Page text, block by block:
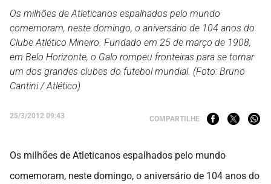
Os milhões de Atleticanos espalhados pelo mundo
comemoram, neste domingo, o aniversário de 104 anos do
Clube Atlético Mineiro. Fundado em 25 de março de 1908,
em Belo Horizonte, o Galo rompeu fronteiras para se tornar
um dos grandes clubes do futebol mundial. (Foto: Bruno
Cantini / Atlético)
25/3/2012 09:43 COMPARTILHE
Os milhões de Atleticanos espalhados pelo mundo
comemoram, neste domingo, o aniversário de 104 anos do